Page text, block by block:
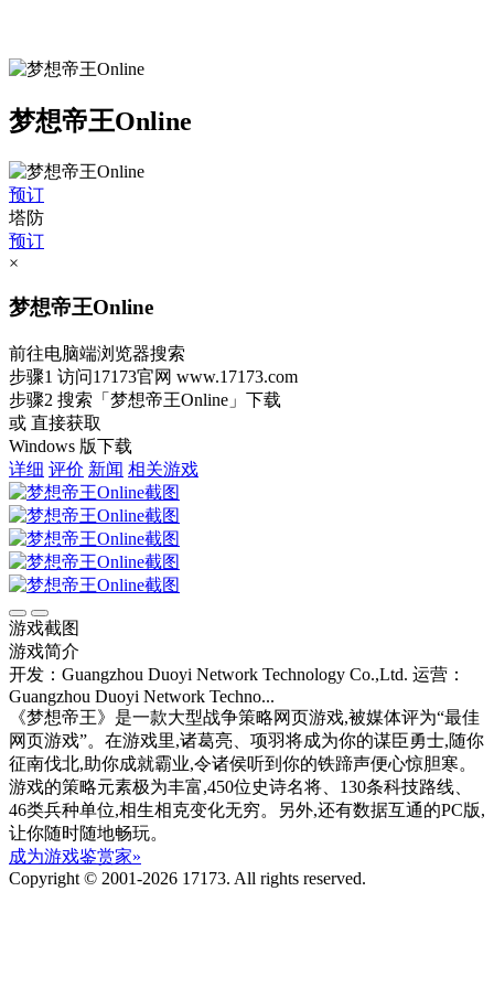
梦想帝王Online
预订
塔防
预订
×
梦想帝王Online
前往电脑端浏览器搜索
步骤1 访问17173官网 www.17173.com
步骤2 搜索 「梦想帝王Online」 下载
或 直接获取
Windows 版下载
详细 评价 新闻 相关游戏
游戏截图
游戏简介
开发：Guangzhou Duoyi Network Technology Co.,Ltd. 运营：
Guangzhou Duoyi Network Techno...
《梦想帝王》是一款大型战争策略网页游戏,被媒体评为“最佳
网页游戏”。在游戏里,诸葛亮、项羽将成为你的谋臣勇士,随你
征南伐北,助你成就霸业,令诸侯听到你的铁蹄声便心惊胆寒。
游戏的策略元素极为丰富,450位史诗名将、130条科技路线、
46类兵种单位,相生相克变化无穷。另外,还有数据互通的PC版,
让你随时随地畅玩。
成为游戏鉴赏家»
Copyright © 2001-2026 17173. All rights reserved.